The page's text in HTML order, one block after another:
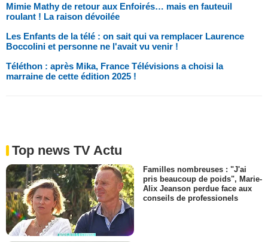
Mimie Mathy de retour aux Enfoirés… mais en fauteuil
roulant ! La raison dévoilée
Les Enfants de la télé : on sait qui va remplacer Laurence
Boccolini et personne ne l'avait vu venir !
Téléthon : après Mika, France Télévisions a choisi la
marraine de cette édition 2025 !
Top news TV Actu
Familles nombreuses : "J'ai
pris beaucoup de poids", Marie-
Alix Jeanson perdue face aux
conseils de professionels